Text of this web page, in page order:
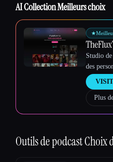
AI Collection Meilleurs choix
★
Studio
des
des
Plus
Outils de podcastChoix